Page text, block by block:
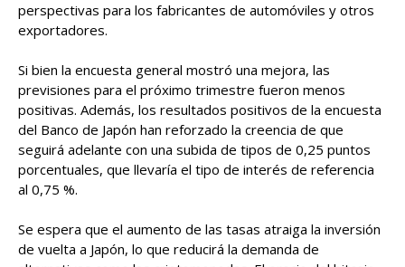
perspectivas para los fabricantes de automóviles y otros
exportadores.
Si bien la encuesta general mostró una mejora, las
previsiones para el próximo trimestre fueron menos
positivas. Además, los resultados positivos de la encuesta
del Banco de Japón han reforzado la creencia de que
seguirá adelante con una subida de tipos de 0,25 puntos
porcentuales, que llevaría el tipo de interés de referencia
al 0,75 %.
Se espera que el aumento de las tasas atraiga la inversión
de vuelta a Japón, lo que reducirá la demanda de